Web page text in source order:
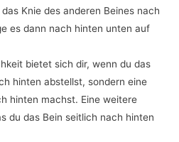
Knie des anderen Beines nach
es dann nach hinten unten auf
bietet sich dir, wenn du das
hinten abstellst, sondern eine
hinten machst. Eine weitere
du das Bein seitlich nach hinten